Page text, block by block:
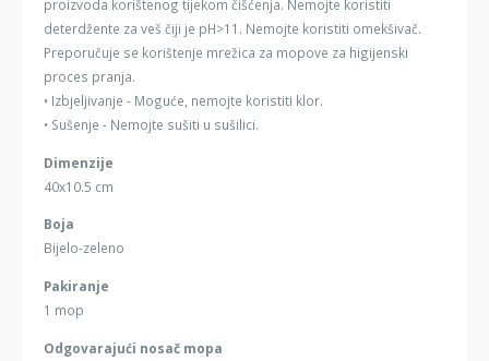
proizvoda korištenog tijekom čišćenja. Nemojte koristiti
deterdžente za veš čiji je pH>11. Nemojte koristiti omekšivač.
Preporučuje se korištenje mrežica za mopove za higijenski
proces pranja.
• Izbjeljivanje - Moguće, nemojte koristiti klor.
• Sušenje - Nemojte sušiti u sušilici.
Dimenzije
40x10.5 cm
Boja
Bijelo-zeleno
Pakiranje
1 mop
Odgovarajući nosač mopa